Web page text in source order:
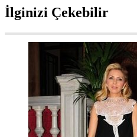
İlginizi Çekebilir